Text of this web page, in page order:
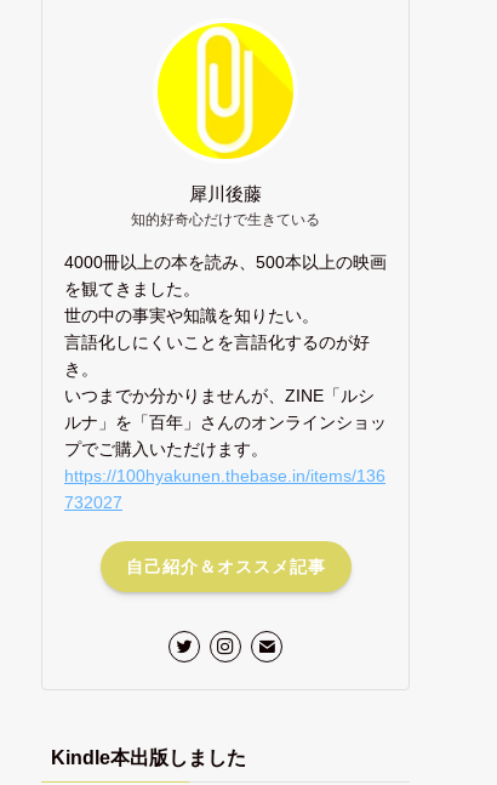
犀川後藤
知的好奇心だけで生きている
4000冊以上の本を読み、500本以上の映画
を観てきました。
世の中の事実や知識を知りたい。
言語化しにくいことを言語化するのが好
き。
いつまでか分かりませんが、ZINE「ルシ
ルナ」を「百年」さんのオンラインショッ
プでご購入いただけます。
https://100hyakunen.thebase.in/items/136
732027
自己紹介＆オススメ記事
Kindle本出版しました